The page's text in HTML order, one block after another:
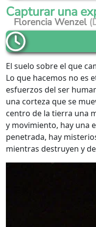
Capturar una
Florencia Wenzel
El suelo sobre el que
Lo que hacemos no es
esfuerzos del ser
una corteza que se
centro de la tierra una
y movimiento, hay una
penetrada, hay
mientras destruyen y